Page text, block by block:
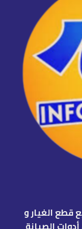
قطع الغيار و